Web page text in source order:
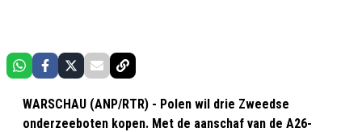
WARSCHAU (ANP/RTR) - Polen wil drie Zweedse
onderzeeboten kopen. Met de aanschaf van de A26-